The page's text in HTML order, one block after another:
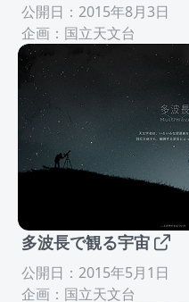
公開日：2015年8月3日
企画：国立天文台
多波長で観る宇宙
公開日：2015年5月1日
企画：国立天文台